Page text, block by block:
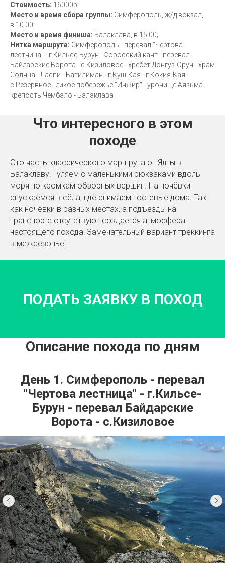
Стоимость: 16000р;
Место и время сбора группы: Симферополь, ж/д вокзал,
в 10.00;
Место и время финиша: Балаклава, в 15.00;
Нитка маршрута: Симферополь - перевал "Чертова
лестница" - г.Кильсе-Бурун - Форосский кант - перевал
Байдарские Ворота - с.Кизиловое - хребет Донгуз-Орун - храм
Солнца - Ласпи - Батилиман - г.Куш-Кая - г.Кокия-Кая -
с.Резервное - дикое побережье "Инжир" - урочище Аязьма -
крепость Чембало - Балаклава
Что интересного в этом
походе
Это часть классического маршрута от Ялты в
Балаклаву. Гуляем с маленькими рюкзаками вдоль
моря по кромкам обзорных вершин. На ночёвки
спускаемся в сёла, где снимаем гостевые дома. Так
как ночевки в разных местах, а подъезды на
транспорте отсутствуют создается атмосфера
настоящего похода! Замечательный вариант треккинга
в межсезонье!
ПОДАТЬ ЗАЯВКУ В ПОХОД
Описание похода по дням
День 1. Симферополь - перевал
"Чертова лестница" - г.Кильсе-
Бурун - перевал Байдарские
Ворота - с.Кизиловое